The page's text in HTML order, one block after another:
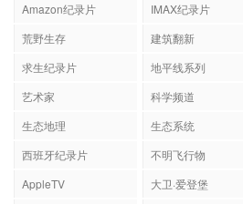
Amazon纪录片
IMAX纪录片
荒野生存
建筑翻新
求生纪录片
地平线系列
艺术家
科学频道
生态地理
生态系统
西班牙纪录片
不明飞行物
AppleTV
大卫·爱登堡